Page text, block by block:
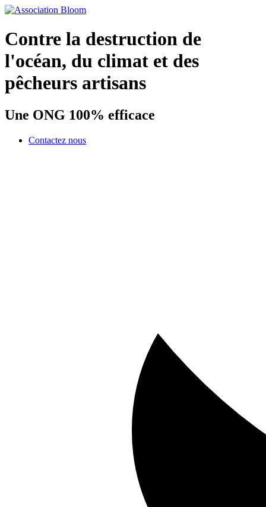
Contre la destruction de
l'océan, du climat et des
pêcheurs artisans
Une ONG 100% efficace
Contactez nous